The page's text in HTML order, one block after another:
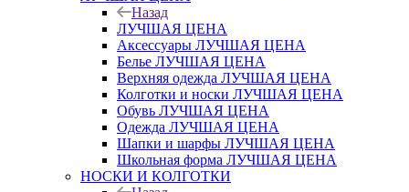
Назад
ЛУЧШАЯ ЦЕНА
Аксессуары ЛУЧШАЯ ЦЕНА
Белье ЛУЧШАЯ ЦЕНА
Верхняя одежда ЛУЧШАЯ ЦЕНА
Колготки и носки ЛУЧШАЯ ЦЕНА
Обувь ЛУЧШАЯ ЦЕНА
Одежда ЛУЧШАЯ ЦЕНА
Шапки и шарфы ЛУЧШАЯ ЦЕНА
Школьная форма ЛУЧШАЯ ЦЕНА
НОСКИ И КОЛГОТКИ